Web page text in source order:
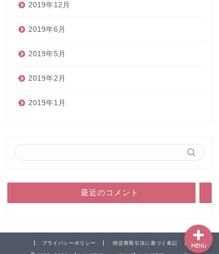
2019年12月
2019年6月
2019年5月
2019年2月
2019年1月
最近のコメント
プライバシーポリシー 特定商取引法に基づく表記 MENU
インク